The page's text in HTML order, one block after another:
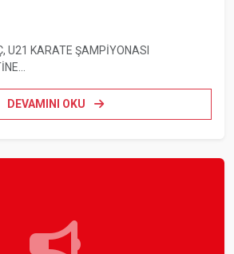
U21 KARATE ŞAMPİYONASI
DEVAMINI OKU